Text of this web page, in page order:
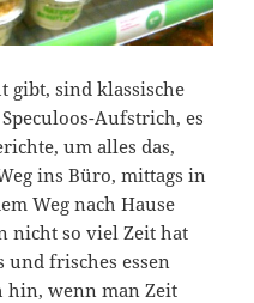
gibt, sind klassische
Aufstrich, es
um alles das,
ins Büro, mittags in
Weg nach Hause
nicht so viel Zeit hat
und frisches essen
hin, wenn man Zeit